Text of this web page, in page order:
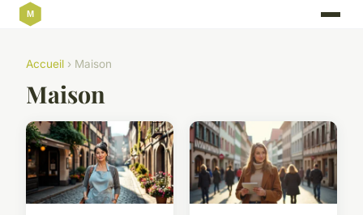
Accueil › Maison
Maison